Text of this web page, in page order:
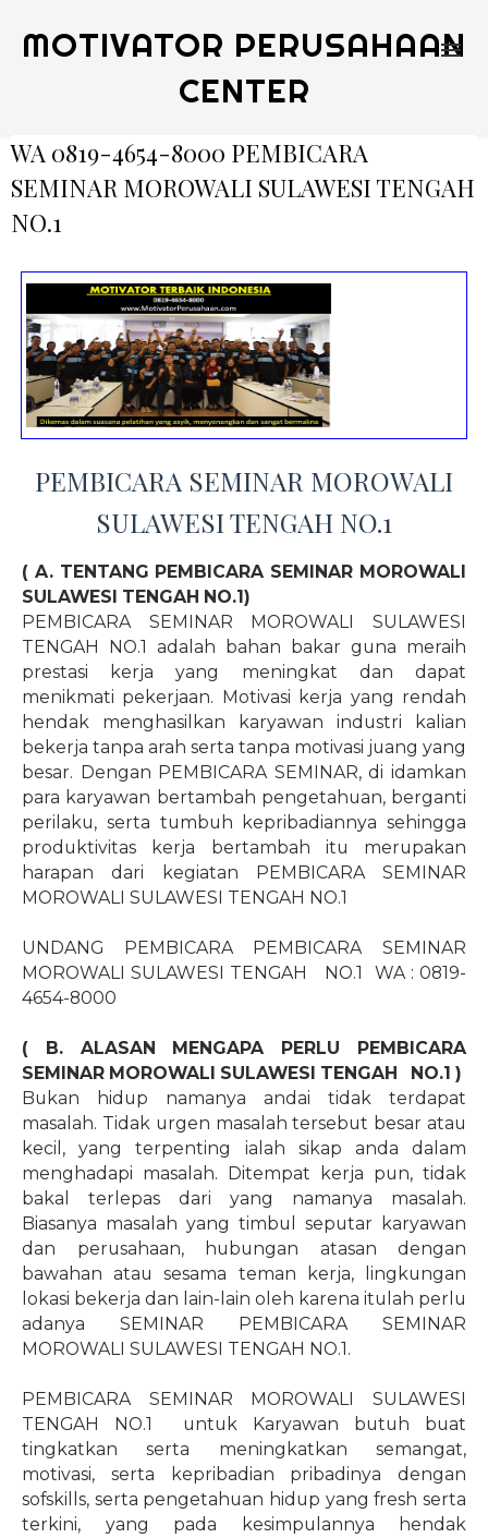
MOTIVATOR PERUSAHAAN
CENTER
WA 0819-4654-8000 PEMBICARA
SEMINAR MOROWALI SULAWESI TENGAH
NO.1
PEMBICARA SEMINAR MOROWALI
SULAWESI TENGAH NO.1
( A. TENTANG PEMBICARA SEMINAR MOROWALI
SULAWESI TENGAH NO.1)
PEMBICARA SEMINAR MOROWALI SULAWESI
TENGAH NO.1 adalah bahan bakar guna meraih
prestasi kerja yang meningkat dan dapat
menikmati pekerjaan. Motivasi kerja yang rendah
hendak menghasilkan karyawan industri kalian
bekerja tanpa arah serta tanpa motivasi juang yang
besar. Dengan PEMBICARA SEMINAR, di idamkan
para karyawan bertambah pengetahuan, berganti
perilaku, serta tumbuh kepribadiannya sehingga
produktivitas kerja bertambah itu merupakan
harapan dari kegiatan PEMBICARA SEMINAR
MOROWALI SULAWESI TENGAH NO.1
UNDANG PEMBICARA PEMBICARA SEMINAR
MOROWALI SULAWESI TENGAH NO.1 WA : 0819-
4654-8000
( B. ALASAN MENGAPA PERLU PEMBICARA
SEMINAR MOROWALI SULAWESI TENGAH NO.1 )
Bukan hidup namanya andai tidak terdapat
masalah. Tidak urgen masalah tersebut besar atau
kecil, yang terpenting ialah sikap anda dalam
menghadapi masalah. Ditempat kerja pun, tidak
bakal terlepas dari yang namanya masalah.
Biasanya masalah yang timbul seputar karyawan
dan perusahaan, hubungan atasan dengan
bawahan atau sesama teman kerja, lingkungan
lokasi bekerja dan lain-lain oleh karena itulah perlu
adanya SEMINAR PEMBICARA SEMINAR
MOROWALI SULAWESI TENGAH NO.1.
PEMBICARA SEMINAR MOROWALI SULAWESI
TENGAH NO.1 untuk Karyawan butuh buat
tingkatkan serta meningkatkan semangat,
motivasi, serta kepribadian pribadinya dengan
sofskills, serta pengetahuan hidup yang fresh serta
terkini, yang pada kesimpulannya hendak